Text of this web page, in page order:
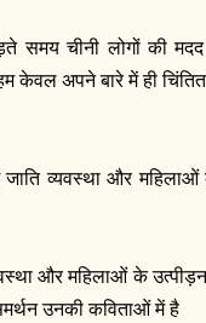
समय चीनी लोगों की
केवल अपने बारे में ही
जाति व्यवस्था और
और महिलाओं के
उनकी कविताओं में है